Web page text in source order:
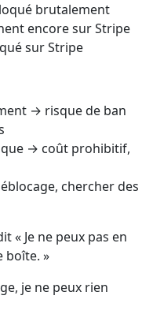
brutalement
encore sur Stripe
sur Stripe
→ risque de ban
→ coût prohibitif,
chercher des
« Je ne peux pas en
boîte. »
je ne peux rien